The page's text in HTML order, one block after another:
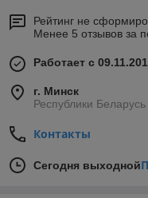
Рейтинг не
Менее 5 отзывов за
Работает с
г. Минск
Республики
Контакты
Сегодня выходной